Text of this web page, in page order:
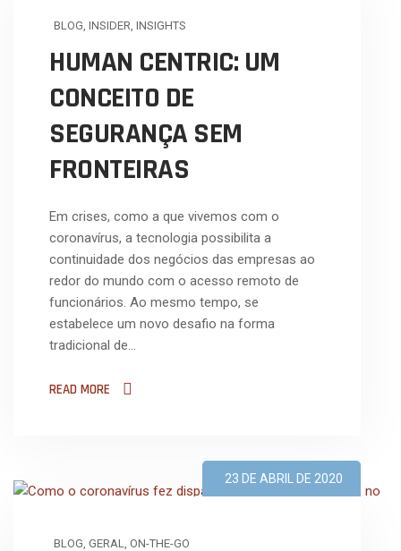
BLOG, INSIDER, INSIGHTS
HUMAN CENTRIC: UM
CONCEITO DE
SEGURANÇA SEM
FRONTEIRAS
Em crises, como a que vivemos com o
coronavírus, a tecnologia possibilita a
continuidade dos negócios das empresas ao
redor do mundo com o acesso remoto de
funcionários. Ao mesmo tempo, se
estabelece um novo desafio na forma
tradicional de…
READ MORE
23 DE ABRIL DE 2020
BLOG, GERAL, ON-THE-GO